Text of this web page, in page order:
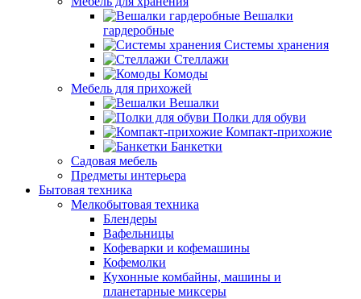
Вешалки
гардеробные
Системы хранения
Стеллажи
Комоды
Мебель для прихожей
Вешалки
Полки для обуви
Компакт-прихожие
Банкетки
Садовая мебель
Предметы интерьера
Бытовая техника
Мелкобытовая техника
Блендеры
Вафельницы
Кофеварки и кофемашины
Кофемолки
Кухонные комбайны, машины и
планетарные миксеры